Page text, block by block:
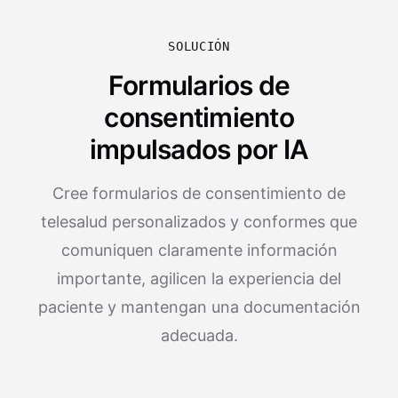
SOLUCIÓN
Formularios de
consentimiento
impulsados por IA
Cree formularios de consentimiento de
telesalud personalizados y conformes que
comuniquen claramente información
importante, agilicen la experiencia del
paciente y mantengan una documentación
adecuada.